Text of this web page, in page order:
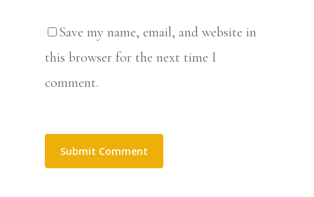
Save my name, email, and website in
this browser for the next time I
comment.